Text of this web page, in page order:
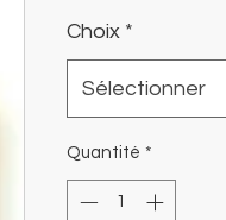
Choix *
Sélectionner
Quantité *